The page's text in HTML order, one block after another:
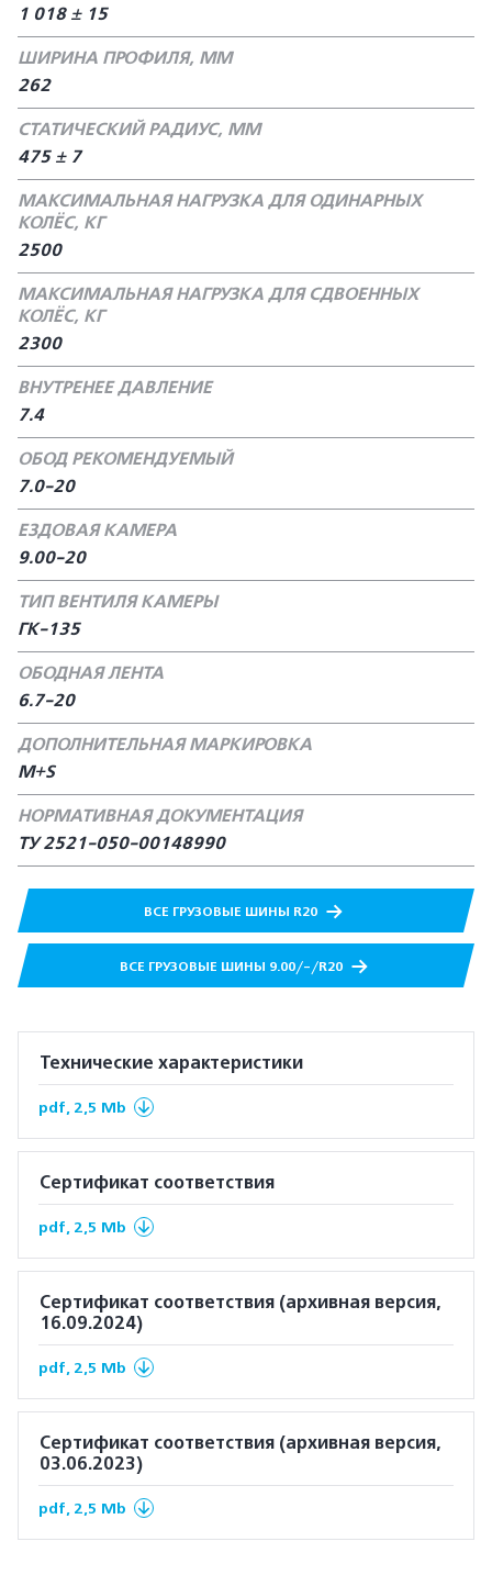
1 018 ± 15
ШИРИНА ПРОФИЛЯ, ММ
262
СТАТИЧЕСКИЙ РАДИУС, ММ
475 ± 7
МАКСИМАЛЬНАЯ НАГРУЗКА ДЛЯ ОДИНАРНЫХ
КОЛЁС, КГ
2500
МАКСИМАЛЬНАЯ НАГРУЗКА ДЛЯ СДВОЕННЫХ
КОЛЁС, КГ
2300
ВНУТРЕНЕЕ ДАВЛЕНИЕ
7.4
ОБОД РЕКОМЕНДУЕМЫЙ
7.0-20
ЕЗДОВАЯ КАМЕРА
9.00-20
ТИП ВЕНТИЛЯ КАМЕРЫ
ГК-135
ОБОДНАЯ ЛЕНТА
6.7-20
ДОПОЛНИТЕЛЬНАЯ МАРКИРОВКА
M+S
НОРМАТИВНАЯ ДОКУМЕНТАЦИЯ
ТУ 2521-050-00148990
ВСЕ ГРУЗОВЫЕ ШИНЫ R20
ВСЕ ГРУЗОВЫЕ ШИНЫ 9.00/-/R20
Технические характеристики
pdf, 2,5 Mb
Сертификат соответствия
pdf, 2,5 Mb
Сертификат соответствия (архивная версия,
16.09.2024)
pdf, 2,5 Mb
Сертификат соответствия (архивная версия,
03.06.2023)
pdf, 2,5 Mb